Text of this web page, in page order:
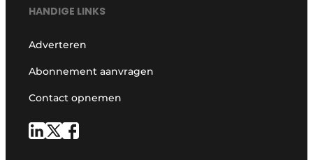
HANDIGE LINKS
Adverteren
Abonnement aanvragen
Contact opnemen